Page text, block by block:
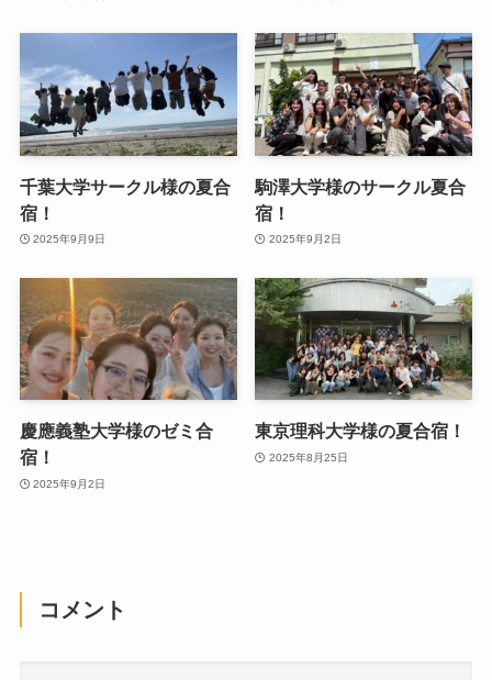
千葉大学サークル様の夏合
宿！
2025年9月9日
駒澤大学様のサークル夏合
宿！
2025年9月2日
慶應義塾大学様のゼミ合
宿！
2025年9月2日
東京理科大学様の夏合宿！
2025年8月25日
コメント